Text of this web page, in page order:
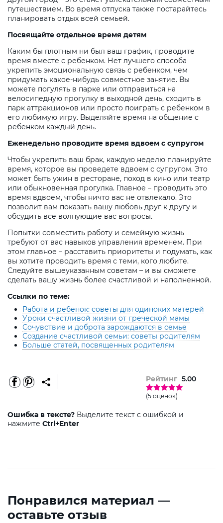
путешествием. Во время отпуска также постарайтесь
планировать отдых всей семьей.
Посвящайте отдельное время детям
Каким бы плотным ни был ваш график, проводите
время вместе с ребенком. Нет лучшего способа
укрепить эмоциональную связь с ребенком, чем
придумать какое-нибудь совместное занятие. Вы
можете погулять в парке или отправиться на
велосипедную прогулку в выходной день, сходить в
парк аттракционов или просто поиграть с ребенком в
его любимую игру. Выделяйте время на общение с
ребенком каждый день.
Еженедельно проводите время вдвоем с супругом
Чтобы укрепить ваш брак, каждую неделю планируйте
время, которое вы проведете вдвоем с супругом. Это
может быть ужин в ресторане, поход в кино или театр
или обыкновенная прогулка. Главное – проводить это
время вдвоем, чтобы ничто вас не отвлекало. Это
позволит вам показать вашу любовь друг к другу и
обсудить все волнующие вас вопросы.
Попытки совместить работу и семейную жизнь
требуют от вас навыков управления временем. При
этом главное – расставить приоритеты и подумать, как
вы хотите проводить время с теми, кого любите.
Следуйте вышеуказанным советам – и вы сможете
сделать вашу жизнь более счастливой и наполненной.
Ссылки по теме:
Работа и ребенок: советы для одиноких матерей
Уроки счастливой жизни от греческой мамы
Сочувствие и доброта зарождаются в семье
Создание счастливой семьи: советы родителям
Больше статей, посвященных родителям
Рейтинг 5.00
(5 оценок)
Ошибка в тексте? Выделите текст с ошибкой и
нажмите Ctrl+Enter
Понравился материал —
оставьте отзыв